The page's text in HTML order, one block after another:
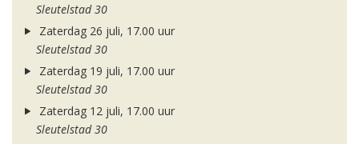
Sleutelstad 30
Zaterdag 26 juli, 17.00 uur
Sleutelstad 30
Zaterdag 19 juli, 17.00 uur
Sleutelstad 30
Zaterdag 12 juli, 17.00 uur
Sleutelstad 30